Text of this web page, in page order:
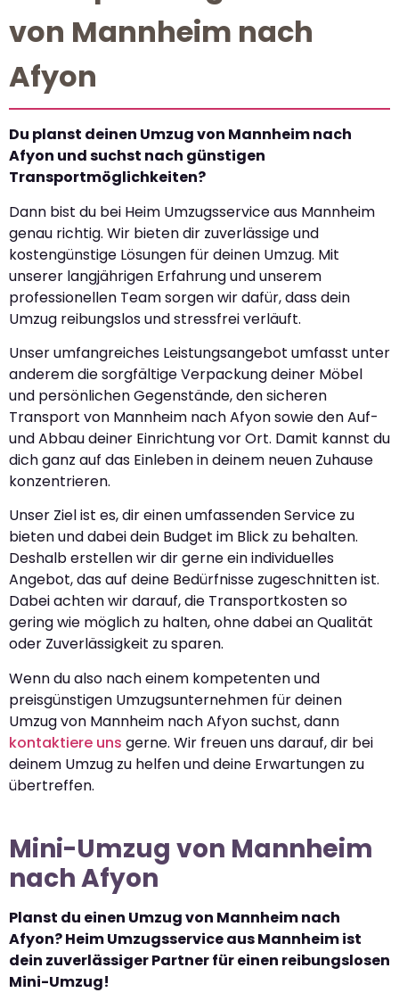
von Mannheim nach
Afyon
Du planst deinen Umzug von Mannheim nach
Afyon und suchst nach günstigen
Transportmöglichkeiten?
Dann bist du bei Heim Umzugsservice aus Mannheim
genau richtig. Wir bieten dir zuverlässige und
kostengünstige Lösungen für deinen Umzug. Mit
unserer langjährigen Erfahrung und unserem
professionellen Team sorgen wir dafür, dass dein
Umzug reibungslos und stressfrei verläuft.
Unser umfangreiches Leistungsangebot umfasst unter
anderem die sorgfältige Verpackung deiner Möbel
und persönlichen Gegenstände, den sicheren
Transport von Mannheim nach Afyon sowie den Auf-
und Abbau deiner Einrichtung vor Ort. Damit kannst du
dich ganz auf das Einleben in deinem neuen Zuhause
konzentrieren.
Unser Ziel ist es, dir einen umfassenden Service zu
bieten und dabei dein Budget im Blick zu behalten.
Deshalb erstellen wir dir gerne ein individuelles
Angebot, das auf deine Bedürfnisse zugeschnitten ist.
Dabei achten wir darauf, die Transportkosten so
gering wie möglich zu halten, ohne dabei an Qualität
oder Zuverlässigkeit zu sparen.
Wenn du also nach einem kompetenten und
preisgünstigen Umzugsunternehmen für deinen
Umzug von Mannheim nach Afyon suchst, dann
kontaktiere uns gerne. Wir freuen uns darauf, dir bei
deinem Umzug zu helfen und deine Erwartungen zu
übertreffen.
Mini-Umzug von Mannheim
nach Afyon
Planst du einen Umzug von Mannheim nach
Afyon? Heim Umzugsservice aus Mannheim ist
dein zuverlässiger Partner für einen reibungslosen
Mini-Umzug!